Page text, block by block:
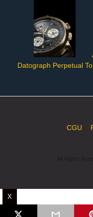
Datograph Perpetual
CGU
X